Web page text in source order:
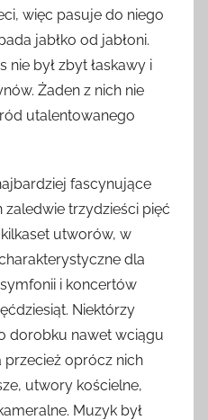
więc pasuje do niego
jabłko od jabłoni.
nie był zbyt łaskawy i
Żaden z nich nie
utalentowanego
fascynujące
zaledwie trzydzieści pięć
utworów, w
dla
i koncertów
Niektórzy
dorobku nawet wciągu
przecież oprócz nich
utwory kościelne,
Muzyk był